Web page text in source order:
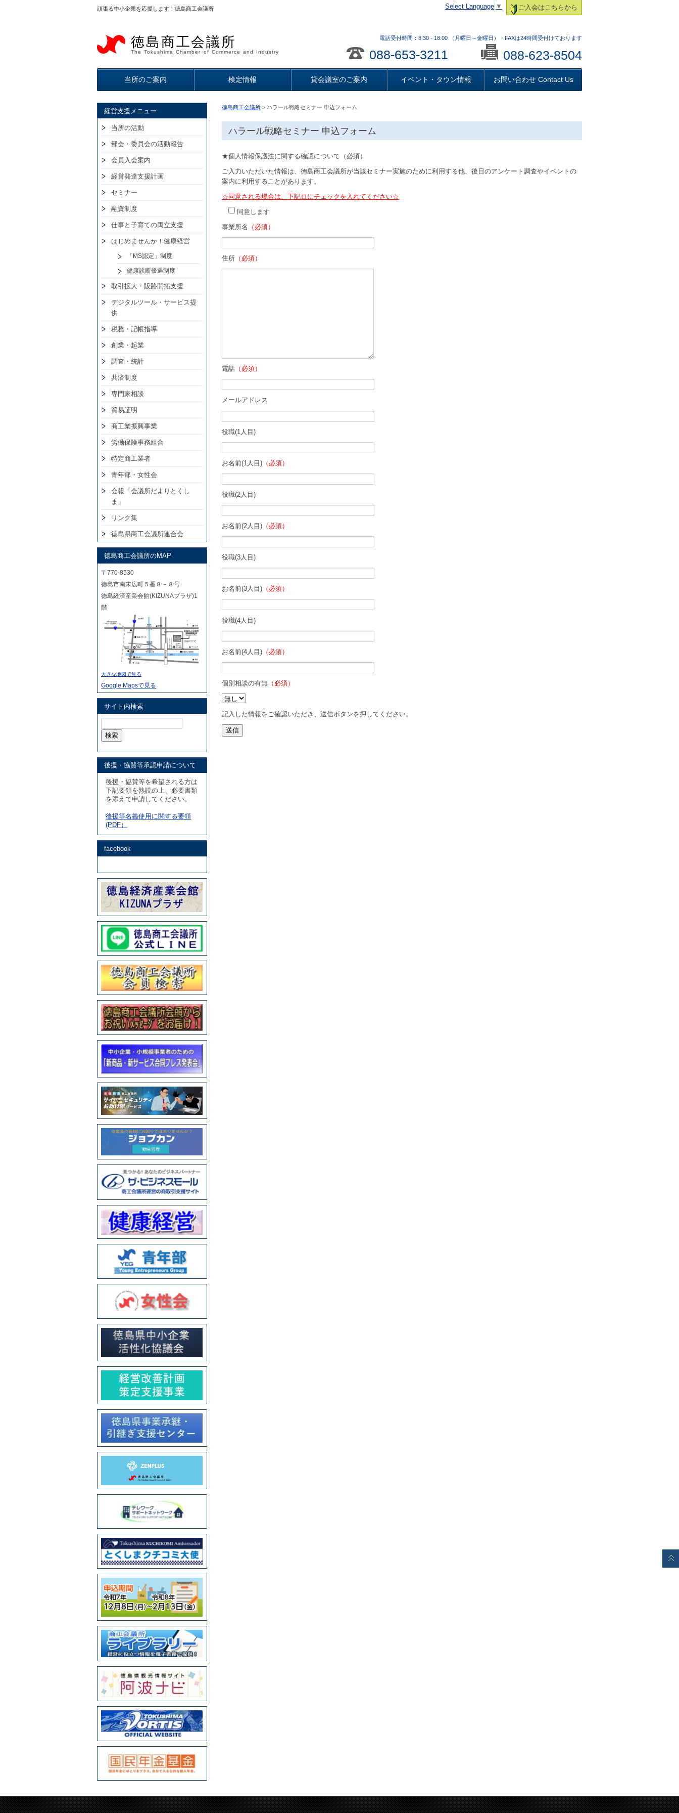
頑張る中小企業を応援します！徳島商工会議所 ご入会はこちらから
Select Language ▼
徳島商工会議所
The Tokushima Chamber of Commerce and Industry
電話受付時間：8:30 - 18:00 （月曜日～金曜日）・FAXは24時間受付けております
088-653-3211 088-623-8504
当所のご案内 検定情報 貸会議室のご案内 イベント・タウン情報 お問い合わせ Contact Us
徳島商工会議所 > ハラール戦略セミナー 申込フォーム
ハラール戦略セミナー 申込フォーム
★個人情報保護法に関する確認について（必須）
ご入力いただいた情報は、徳島商工会議所が当該セミナー実施のために利用する他、後日のアンケート調査やイベントの
案内に利用することがあります。
☆同意される場合は、下記ロにチェックを入れてください☆
同意します
事業所名 （必須）
住所 （必須）
電話 （必須）
メールアドレス
役職(1人目)
お名前(1人目) （必須）
役職(2人目)
お名前(2人目) （必須）
役職(3人目)
お名前(3人目) （必須）
役職(4人目)
お名前(4人目) （必須）
個別相談の有無 （必須）
記入した情報をご確認いただき、送信ボタンを押してください。
経営支援メニュー
当所の活動
部会・委員会の活動報告
会員入会案内
経営発達支援計画
セミナー
融資制度
仕事と子育ての両立支援
はじめませんか！健康経営
「MS認定」制度
健康診断優遇制度
取引拡大・販路開拓支援
デジタルツール・サービス提
供
税務・記帳指導
創業・起業
調査・統計
共済制度
専門家相談
貿易証明
商工業振興事業
労働保険事務組合
特定商工業者
青年部・女性会
会報「会議所だよりとくし
ま」
リンク集
徳島県商工会議所連合会
徳島商工会議所のMAP
〒770-8530
徳島市南末広町５番８－８号
徳島経済産業会館(KIZUNAプラザ)1
階
大きな地図で見る
Google Mapsで見る
サイト内検索
索:
後援・協賛等承認申請について
後援・協賛等を希望される方は
下記要領を熟読の上、必要書類
を添えて申請してください。
後援等名義使用に関する要領
(PDF）
facebook